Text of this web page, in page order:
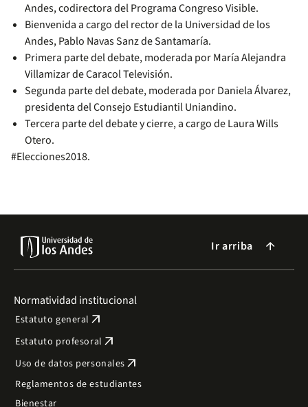
Andes, codirectora del Programa Congreso Visible.
Bienvenida a cargo del rector de la Universidad de los
Andes, Pablo Navas Sanz de Santamaría.
Primera parte del debate, moderada por María Alejandra
Villamizar de Caracol Televisión.
Segunda parte del debate, moderada por Daniela Álvarez,
presidenta del Consejo Estudiantil Uniandino.
Tercera parte del debate y cierre, a cargo de Laura Wills
Otero.
#Elecciones2018.
Ir arriba arrow_forward
Normatividad institucional
Estatuto general arrow_outward
Estatuto profesoral arrow_outward
Uso de datos personales arrow_outward
Reglamentos de estudiantes
Bienestar